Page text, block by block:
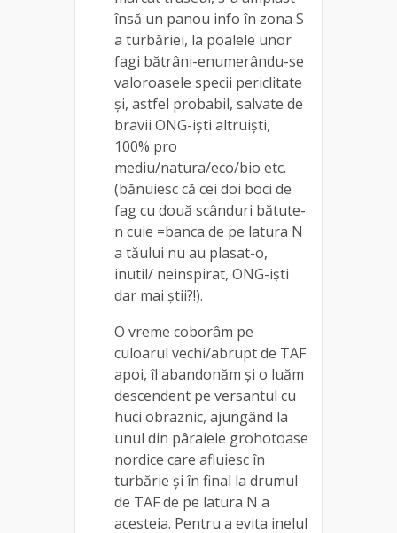
însă un panou info în zona S
a turbăriei, la poalele unor
fagi bătrâni-enumerându-se
valoroasele specii periclitate
și, astfel probabil, salvate de
bravii ONG-iști altruiști,
100% pro
mediu/natura/eco/bio etc.
(bănuiesc că cei doi boci de
fag cu două scânduri bătute-
n cuie =banca de pe latura N
a tăului nu au plasat-o,
inutil/ neinspirat, ONG-iști
dar mai știi?!).
O vreme coborâm pe
culoarul vechi/abrupt de TAF
apoi, îl abandonăm și o luăm
descendent pe versantul cu
huci obraznic, ajungând la
unul din pâraiele grohotoase
nordice care afluiesc în
turbărie și în final la drumul
de TAF de pe latura N a
acesteia. Pentru a evita inelul